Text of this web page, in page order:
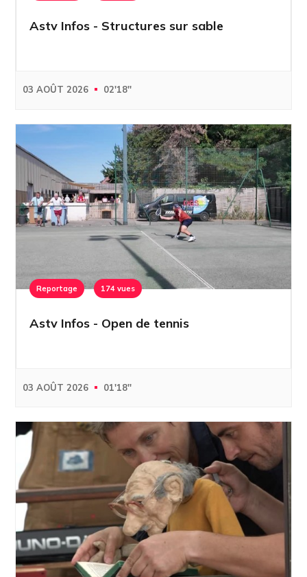
Astv Infos - Structures sur sable
03 AOÛT 2026 02'18''
Reportage 174 vues
Astv Infos - Open de tennis
03 AOÛT 2026 01'18''